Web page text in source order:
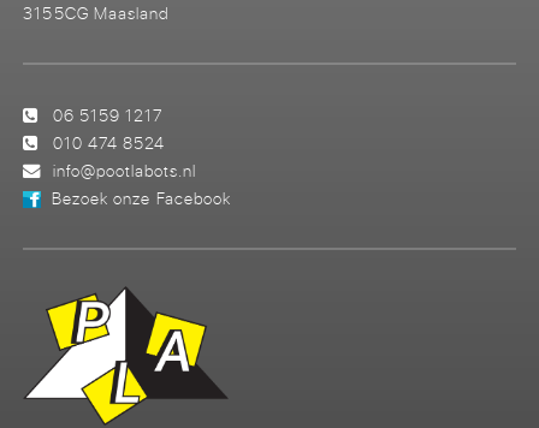
3155CG Maasland
06 5159 1217
010 474 8524
info@pootlabots.nl
Bezoek onze Facebook